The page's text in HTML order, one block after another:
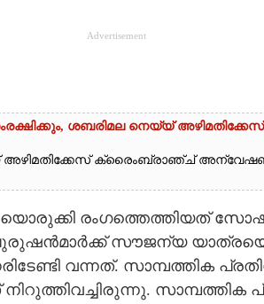
Advertisement
ശബരിമല നെയ്യ്
ക്രൈംബ്രാഞ്ച്
രംഗത്തെത്തിയത്
സൗജന്യ
വന്നത്. സാമ്പത്തിക
സാമ്പത്തിക